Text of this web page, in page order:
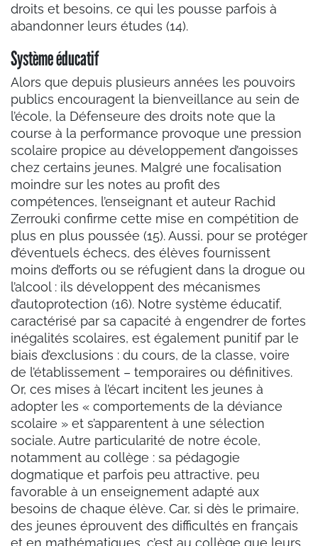
droits et besoins, ce qui les pousse parfois à
abandonner leurs études (14).
Système éducatif
Alors que depuis plusieurs années les pouvoirs
publics encouragent la bienveillance au sein de
l’école, la Défenseure des droits note que la
course à la performance provoque une pression
scolaire propice au développement d’angoisses
chez certains jeunes. Malgré une focalisation
moindre sur les notes au profit des
compétences, l’enseignant et auteur Rachid
Zerrouki confirme cette mise en compétition de
plus en plus poussée (15). Aussi, pour se protéger
d’éventuels échecs, des élèves fournissent
moins d’efforts ou se réfugient dans la drogue ou
l’alcool : ils développent des mécanismes
d’autoprotection (16). Notre système éducatif,
caractérisé par sa capacité à engendrer de fortes
inégalités scolaires, est également punitif par le
biais d’exclusions : du cours, de la classe, voire
de l’établissement – temporaires ou définitives.
Or, ces mises à l’écart incitent les jeunes à
adopter les « comportements de la déviance
scolaire » et s’apparentent à une sélection
sociale. Autre particularité de notre école,
notamment au collège : sa pédagogie
dogmatique et parfois peu attractive, peu
favorable à un enseignement adapté aux
besoins de chaque élève. Car, si dès le primaire,
des jeunes éprouvent des difficultés en français
et en mathématiques, c’est au collège que leurs